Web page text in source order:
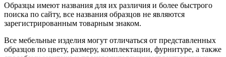
Образцы имеют названия для их различия и более быстрого
поиска по сайту, все названия образцов не являются
зарегистрированным товарным знаком.
Все мебельные изделия могут отличаться от представленных
образцов по цвету, размеру, комплектации, фурнитуре, а также